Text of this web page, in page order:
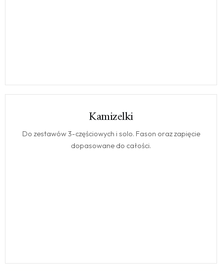
Kamizelki
Do zestawów 3-częściowych i solo. Fason oraz zapięcie
dopasowane do całości.